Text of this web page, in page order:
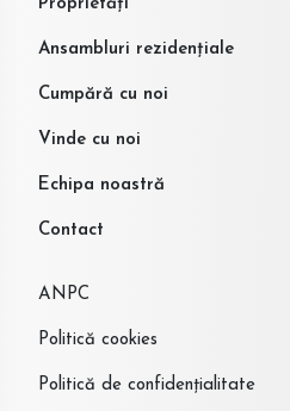
Proprietăți
Ansambluri rezidențiale
Cumpără cu noi
Vinde cu noi
Echipa noastră
Contact
ANPC
Politică cookies
Politică de confidențialitate